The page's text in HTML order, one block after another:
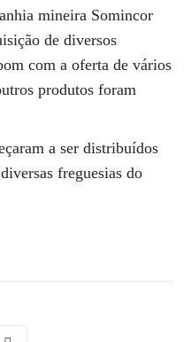
mineira Somincor
de diversos
com a oferta de vários
produtos foram
a ser distribuídos
freguesias do